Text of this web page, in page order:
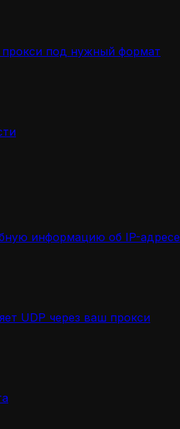
прокси под нужный формат
информацию об IP-адресе
UDP через ваш прокси